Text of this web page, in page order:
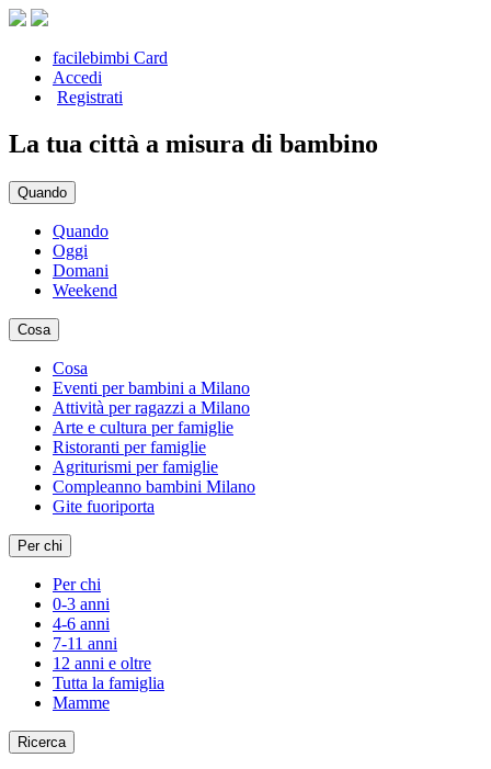
facilebimbi Card
Accedi
Registrati
La tua città a misura di bambino
Quando
Quando
Oggi
Domani
Weekend
Cosa
Cosa
Eventi per bambini a Milano
Attività per ragazzi a Milano
Arte e cultura per famiglie
Ristoranti per famiglie
Agriturismi per famiglie
Compleanno bambini Milano
Gite fuoriporta
Per chi
Per chi
0-3 anni
4-6 anni
7-11 anni
12 anni e oltre
Tutta la famiglia
Mamme
Ricerca